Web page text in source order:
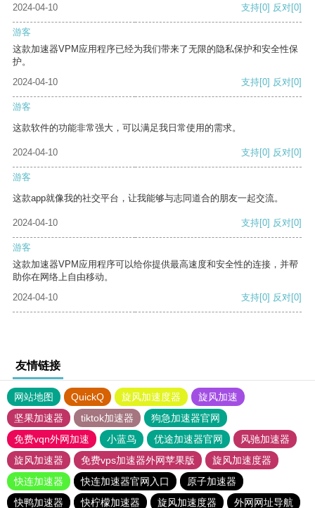
2024-04-10 支持[0] 反对[0]
游客
这款加速器VPM应用程序已经为我们带来了无限的隐私保护和安全性保
护。
2024-04-10
支持[0] 反对[0]
游客
这款软件的功能非常强大，可以满足我日常使用的需求。
2024-04-10 支持[0] 反对[0]
游客
这款app就像我的社交平台，让我能够与志同道合的朋友一起交流。
2024-04-10 支持[0] 反对[0]
游客
这款加速器VPM应用程序可以给你提供最高速度和安全性的连接，并帮
助你在网络上自由移动。
2024-04-10
支持[0] 反对[0]
友情链接
网站地图 QuickQ 旋风加速度器
旋风加速
坚果加速器
tiktok加速器
狗急加速器官网
免费vqn外网加速
小蓝鸟 优途加速器官网
风驰加速器
旋风加速器
免费vps加速器外网苹果版
旋风加速度器
快连加速器
快连加速器官网入口
原子加速器
快鸭加速器
快柠檬加速器 旋风加速度器 外网网址导航